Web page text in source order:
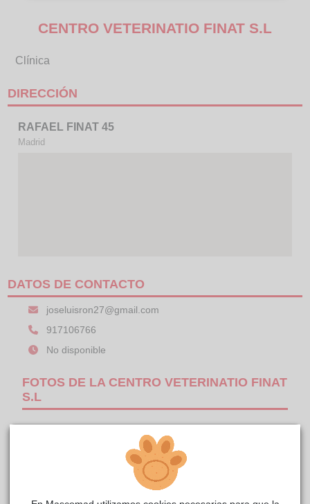
CENTRO VETERINATIO FINAT S.L
Clínica
DIRECCIÓN
RAFAEL FINAT 45
Madrid
DATOS DE CONTACTO
joseluisron27@gmail.com
917106766
No disponible
FOTOS DE LA CENTRO VETERINATIO FINAT
S.L